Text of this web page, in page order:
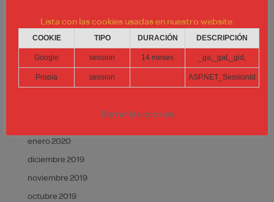
enero 2022
octubre 2020
septiembre 2020
julio 2020
enero 2020
diciembre 2019
noviembre 2019
octubre 2019
Lista con las cookies usadas en nuestro website.
COOKIE TIPO DURACIÓN DESCRIPCIÓN
Google session 14 meses _ga,_gat,_gid,
Propia session ASP.NET_SessionId
Borrar las cookies